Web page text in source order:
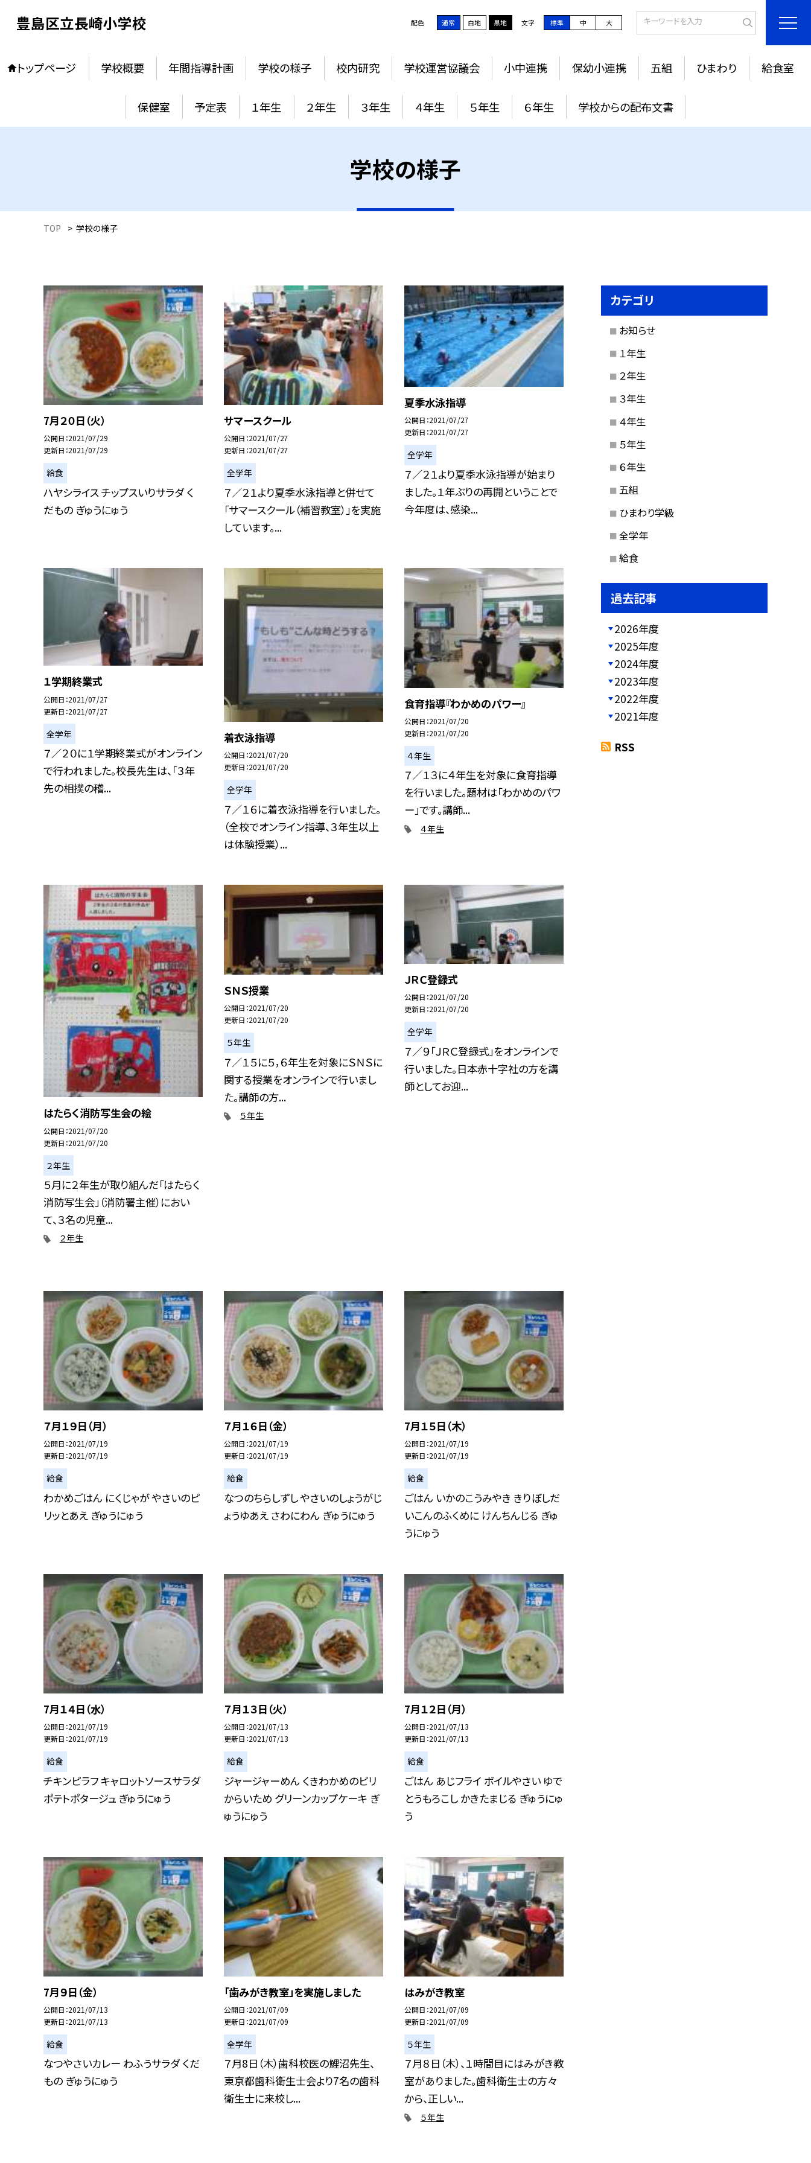
豊島区立長崎小学校 配色 通常 白地 黒地 文字 標準 中 大
トップページ 学校概要 年間指導計画 学校の様子 校内研究 学校運営協議会 小中連携 保幼小連携 五組 ひまわり 給食室
保健室 予定表 １年生 ２年生 ３年生 ４年生 ５年生 ６年生 学校からの配布文書
学校の様子
TOP > 学校の様子
7月２０日（火）
公開日 2021/07/29
更新日 2021/07/29
給食
ハヤシライス チップスいりサラダ く
だもの ぎゅうにゅう
サマースクール
公開日 2021/07/27
更新日 2021/07/27
全学年
７／２１より夏季水泳指導と併せて
「サマースクール（補習教室）」を実施
しています。...
夏季水泳指導
公開日 2021/07/27
更新日 2021/07/27
全学年
７／２１より夏季水泳指導が始まり
ました。１年ぶりの再開ということで
今年度は、感染...
１学期終業式
公開日 2021/07/27
更新日 2021/07/27
全学年
７／２０に１学期終業式がオンライン
で行われました。校長先生は、「３年
先の相撲の稽...
着衣泳指導
公開日 2021/07/20
更新日 2021/07/20
全学年
７／１６に着衣泳指導を行いました。
（全校でオンライン指導、３年生以上
は体験授業）...
食育指導『わかめのパワー』
公開日 2021/07/20
更新日 2021/07/20
４年生
７／１３に４年生を対象に食育指導
を行いました。題材は「わかめのパワ
ー」です。講師...
４年生
はたらく消防写生会の絵
公開日 2021/07/20
更新日 2021/07/20
２年生
５月に２年生が取り組んだ「はたらく
消防写生会」（消防署主催）におい
て、３名の児童...
２年生
ＳＮＳ授業
公開日 2021/07/20
更新日 2021/07/20
５年生
７／１５に５，６年生を対象にＳＮＳに
関する授業をオンラインで行いまし
た。講師の方...
５年生
ＪＲＣ登録式
公開日 2021/07/20
更新日 2021/07/20
全学年
７／９「ＪＲＣ登録式」をオンラインで
行いました。日本赤十字社の方を講
師としてお迎...
７月１９日（月）
公開日 2021/07/19
更新日 2021/07/19
給食
わかめごはん にくじゃが やさいのピ
リッとあえ ぎゅうにゅう
７月１６日（金）
公開日 2021/07/19
更新日 2021/07/19
給食
なつのちらしずし やさいのしょうがじ
ょうゆあえ さわにわん ぎゅうにゅう
7月１５日（木）
公開日 2021/07/19
更新日 2021/07/19
給食
ごはん いかのこうみやき きりぼしだ
いこんのふくめに けんちんじる ぎゅ
うにゅう
7月１４日（水）
公開日 2021/07/19
更新日 2021/07/19
給食
チキンピラフ キャロットソースサラダ
ポテトポタージュ ぎゅうにゅう
７月１３日（火）
公開日 2021/07/13
更新日 2021/07/13
給食
ジャージャーめん くきわかめのピリ
からいため グリーンカップケーキ ぎ
ゅうにゅう
7月１２日（月）
公開日 2021/07/13
更新日 2021/07/13
給食
ごはん あじフライ ボイルやさい ゆで
とうもろこし かきたまじる ぎゅうにゅ
う
7月９日（金）
公開日 2021/07/13
更新日 2021/07/13
給食
なつやさいカレー わふうサラダ くだ
もの ぎゅうにゅう
「歯みがき教室」を実施しました
公開日 2021/07/09
更新日 2021/07/09
全学年
７月8日（木）歯科校医の鯉沼先生、
東京都歯科衛生士会より7名の歯科
衛生士に来校し...
はみがき教室
公開日 2021/07/09
更新日 2021/07/09
５年生
７月８日（木）、１時間目にはみがき教
室がありました。歯科衛生士の方々
から、正しい...
５年生
カテゴリ
お知らせ
１年生
２年生
３年生
４年生
５年生
６年生
五組
ひまわり学級
全学年
給食
過去記事
2026年度
2025年度
2024年度
2023年度
2022年度
2021年度
RSS